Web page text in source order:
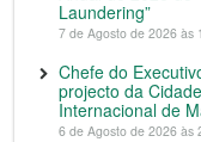
Laundering”
7 de Agosto de 2026 às
Chefe do
projecto da
Internacional de
6 de Agosto de 2026 às